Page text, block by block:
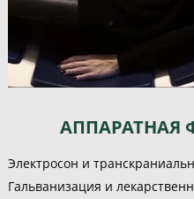
АППАРАТНАЯ
Электросон и
Гальванизация и